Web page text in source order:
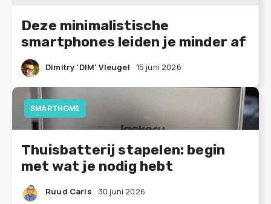
Deze minimalistische
smartphones leiden je minder af
Dimitry 'DIM' Vleugel 15 juni 2026
SMARTHOME
Thuisbatterij stapelen: begin
met wat je nodig hebt
Ruud Caris 30 juni 2026